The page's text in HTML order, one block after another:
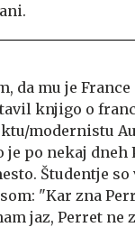
da mu je
knjigo o
modernistu
je po nekaj
Študentje
"Kar zna
jaz, Perret ne